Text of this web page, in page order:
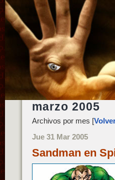
marzo 2005
Archivos por mes [
Jue 31 Mar 2005
Sandman en